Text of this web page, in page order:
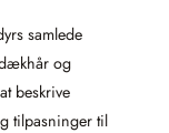
samlede
og
beskrive
tilpasninger til